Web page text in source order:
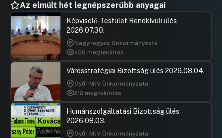
Az elmúlt hét legnépszerűbb anyagai
Képviselő-Testület Rendkívüli ülés
2026.07.30.
Nagyhegyes Önkormányzata
426 megtekintés
Városstratégiai Bizottság ülés 2026.08.04.
Győr MJV Önkormányzata
212 megtekintés
Humánszolgáltatási Bizottság ülés
2026.08.03.
Győr MJV Önkormányzata